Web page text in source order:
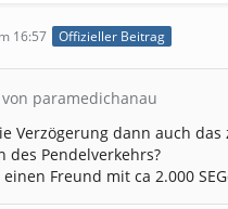
16:57 Offizieller Beitrag
paramedichanau
Verzögerung dann auch das
des Pendelverkehrs?
Freund mit ca 2.000